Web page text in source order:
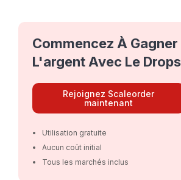
Commencez À Gagner
L'argent Avec Le
Rejoignez Scaleorder
maintenant
Utilisation gratuite
Aucun coût initial
Tous les marchés inclus